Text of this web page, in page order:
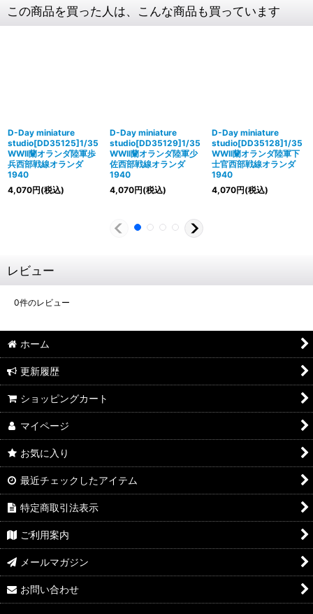
この商品を買った人は、こんな商品も買っています
D-Day miniature
studio[DD35125]1/35
WWII蘭オランダ陸軍歩
兵西部戦線オランダ
1940
4,070円(税込)
D-Day miniature
studio[DD35129]1/35
WWII蘭オランダ陸軍少
佐西部戦線オランダ
1940
4,070円(税込)
D-Day miniature
studio[DD35128]1/35
WWII蘭オランダ陸軍下
士官西部戦線オランダ
1940
4,070円(税込)
レビュー
0件のレビュー
ホーム
更新履歴
ショッピングカート
マイページ
お気に入り
最近チェックしたアイテム
特定商取引法表示
ご利用案内
メールマガジン
お問い合わせ